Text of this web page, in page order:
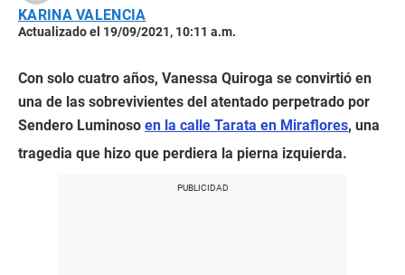
KARINA VALENCIA
Actualizado el 19/09/2021, 10:11 a.m.
Con solo cuatro años, Vanessa Quiroga se convirtió en
una de las sobrevivientes del atentado perpetrado por
Sendero Luminoso en la calle Tarata en Miraflores, una
tragedia que hizo que perdiera la pierna izquierda.